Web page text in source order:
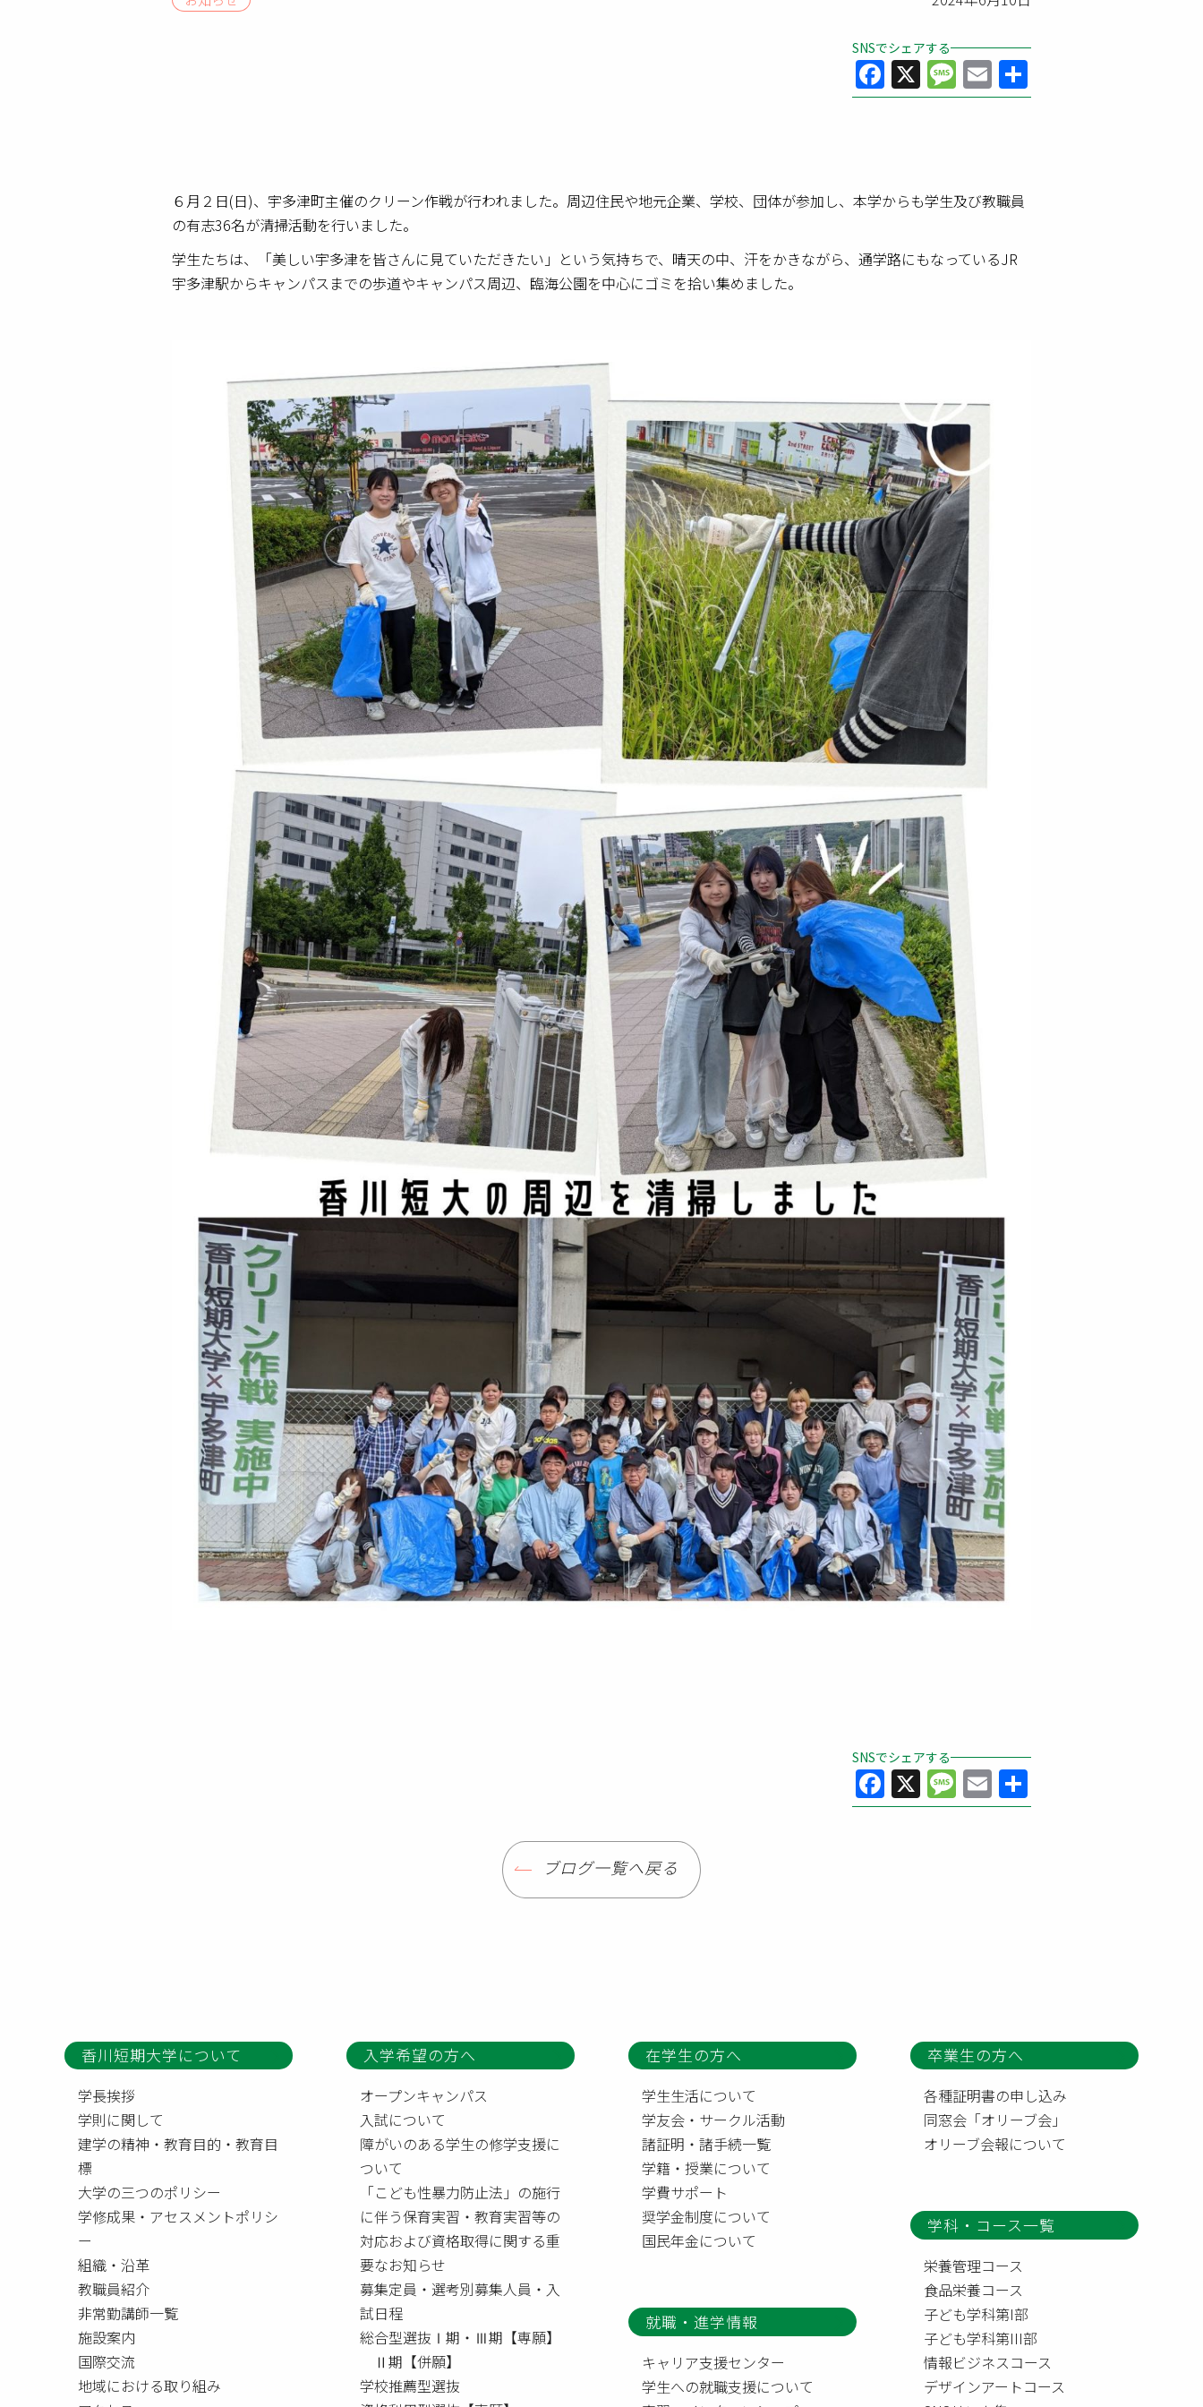
SNSでシェアする
Facebook
X Message
Email
有
６月２日(日)、宇多津町主催のクリーン作戦が行われました。周辺住民や地元企業、学校、団体が参加し、本学からも学生及び教職員
の有志36名が清掃活動を行いました。
学生たちは、「美しい宇多津を皆さんに見ていただきたい」という気持ちで、晴天の中、汗をかきながら、通学路にもなっているJR
宇多津駅からキャンパスまでの歩道やキャンパス周辺、臨海公園を中心にゴミを拾い集めました。
SNSでシェアする
Facebook
X Message
Email
有
ブログ一覧へ戻る
香川短期大学について
学長挨拶
学則に関して
建学の精神・教育目的・教育目
標
大学の三つのポリシー
学修成果・アセスメントポリシ
ー
組織・沿革
教職員紹介
非常勤講師一覧
施設案内
国際交流
地域における取り組み
入学希望の方へ
オープンキャンパス
入試について
障がいのある学生の修学支援に
ついて
「こども性暴力防止法」の施行
に伴う保育実習・教育実習等の
対応および資格取得に関する重
要なお知らせ
募集定員・選考別募集人員・入
試日程
総合型選抜Ⅰ期・Ⅲ期【専願】
Ⅱ期【併願】
学校推薦型選抜
在学生の方へ
学生生活について
学友会・サークル活動
諸証明・諸手続一覧
学籍・授業について
学費サポート
奨学金制度について
国民年金について
卒業生の方へ
各種証明書の申し込み
同窓会「オリーブ会」
オリーブ会報について
学科・コース一覧
栄養管理コース
食品栄養コース
子ども学科第I部
子ども学科第III部
情報ビジネスコース
デザインアートコース
就職・進学情報
キャリア支援センター
学生への就職支援について